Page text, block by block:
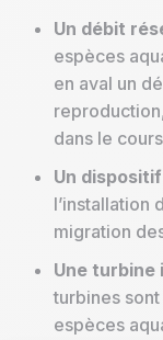
Un débit
espèces
en aval un
dans le cours
Un
l’installation
migration
Une
turbines
espèces